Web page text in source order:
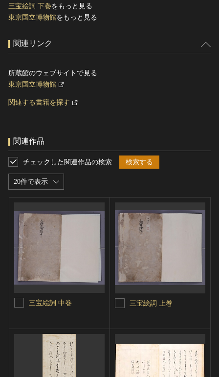
三宝絵詞 下巻をもっと見る
東京国立博物館をもっと見る
関連リンク
所蔵館のウェブサイトで見る
東京国立博物館
関連する書籍を探す
関連作品
20件で表示
チェックした関連作品の検索 検索する
三宝絵詞 中巻 三宝絵詞 上巻